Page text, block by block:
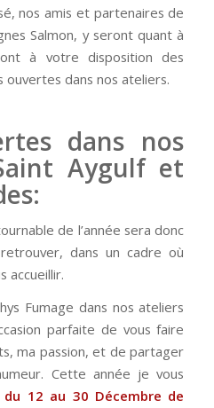
nos amis et partenaires de
Salmon, y seront quant à
à votre disposition des
dans nos ateliers.
dans nos
Aygulf et
de l’année sera donc
dans un cadre où
accueillir.
Fumage dans nos ateliers
parfaite de vous faire
ma passion, et de partager
Cette année je vous
12 au 30 Décembre de